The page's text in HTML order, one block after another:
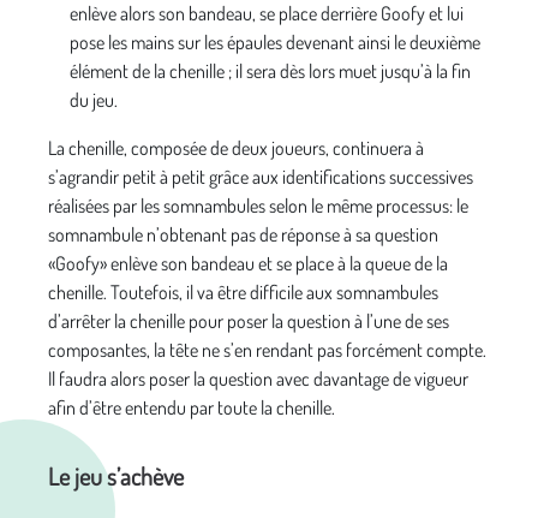
enlève alors son bandeau, se place derrière Goofy et lui
pose les mains sur les épaules devenant ainsi le deuxième
élément de la chenille ; il sera dès lors muet jusqu’à la fin
du jeu.
La chenille, composée de deux joueurs, continuera à
s’agrandir petit à petit grâce aux identifications successives
réalisées par les somnambules selon le même processus: le
somnambule n’obtenant pas de réponse à sa question
«Goofy» enlève son bandeau et se place à la queue de la
chenille. Toutefois, il va être difficile aux somnambules
d’arrêter la chenille pour poser la question à l’une de ses
composantes, la tête ne s’en rendant pas forcément compte.
Il faudra alors poser la question avec davantage de vigueur
afin d’être entendu par toute la chenille.
Le jeu s’achève